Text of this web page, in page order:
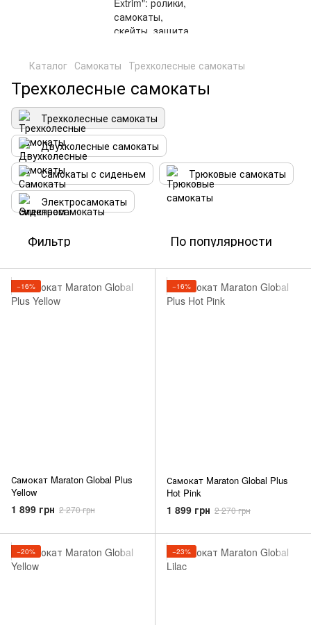
Каталог Самокаты Трехколесные самокаты
Трехколесные самокаты
Трехколесные самокаты
Двухколесные самокаты
Самокаты с сиденьем
Трюковые самокаты
Электросамокаты
Фильтр По популярности
−16%
Самокат Maraton Global Plus
Yellow
1 899 грн 2 270 грн
−16%
Самокат Maraton Global Plus
Hot Pink
1 899 грн 2 270 грн
−20% −23%